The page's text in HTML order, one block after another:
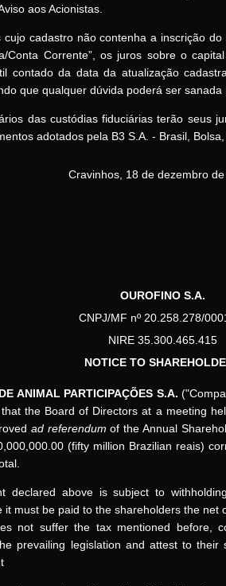
aos Acionistas.
cujo cadastro não contenha a inscrição
Conta Corrente”, os juros sobre o
contado da data da atualização
que qualquer dúvida poderá ser
das custódias fiduciárias terão seus
adotados pela B3 S.A. - Brasil,
Cravinhos, 18 de dezembro
OUROFINO S.A.
CNPJ/MF nº 20.258.278/
NIRE 35.300.465.415
NOTICE TO
ANIMAL PARTICIPAÇÕES S.A.
the Board of Directors at a meeting
ad referendum of the Annual
(fifty million Brazilian reais)
declared above is subject to
it must be paid to the shareholders the net
not suffer the tax mentioned before,
prevailing legislation and attest to